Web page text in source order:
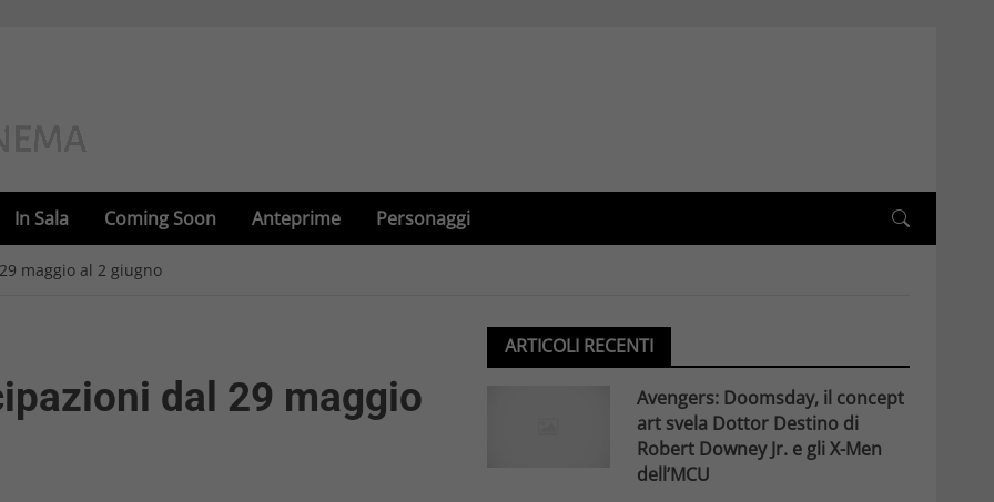
In Sala Coming Soon Anteprime Personaggi
maggio al 2 giugno
dal 29 maggio
ARTICOLI RECENTI
Avengers: Doomsday, il concept
art svela Dottor Destino di
Robert Downey Jr. e gli X-Men
dell’MCU